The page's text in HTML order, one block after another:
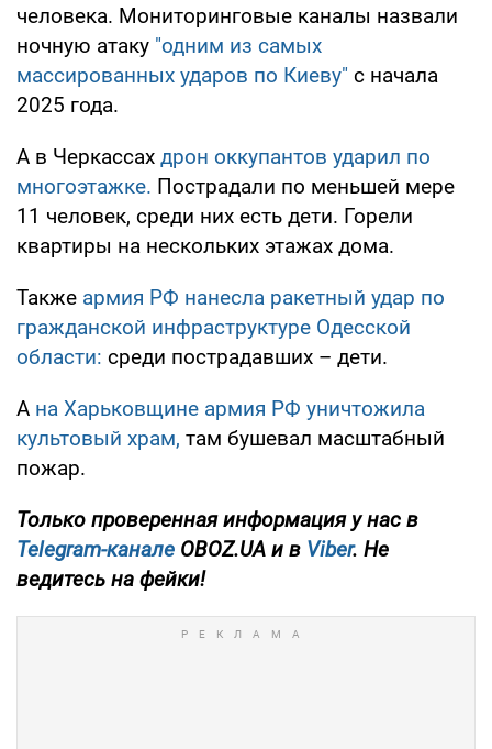
человека. Мониторинговые каналы назвали
ночную атаку "одним из самых
массированных ударов по Киеву" с начала
2025 года.
А в Черкассах дрон оккупантов ударил по
многоэтажке. Пострадали по меньшей мере
11 человек, среди них есть дети. Горели
квартиры на нескольких этажах дома.
Также армия РФ нанесла ракетный удар по
гражданской инфраструктуре Одесской
области: среди пострадавших – дети.
А на Харьковщине армия РФ уничтожила
культовый храм, там бушевал масштабный
пожар.
Только проверенная информация у нас в
Telegram-канале OBOZ.UA и в Viber. Не
ведитесь на фейки!